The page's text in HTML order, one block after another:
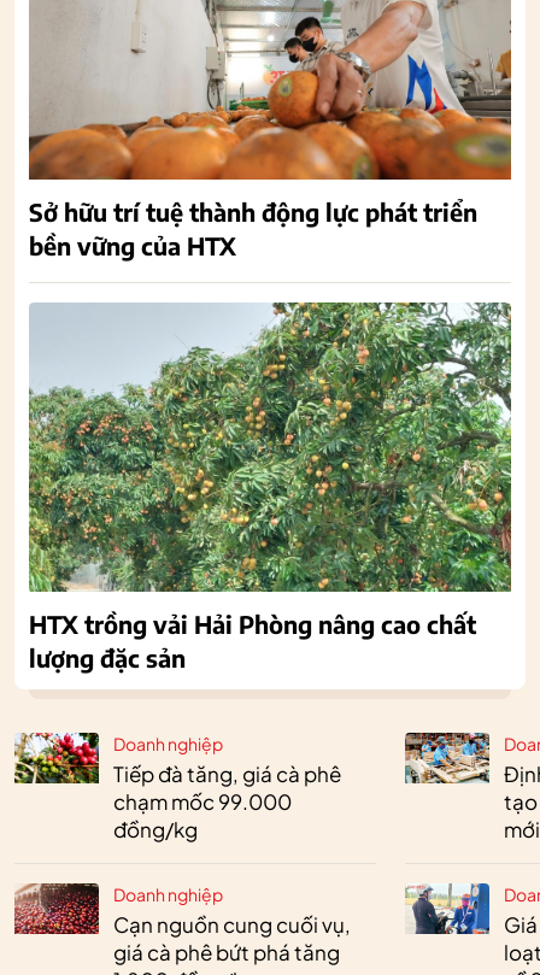
Doanh nghiệp
Tiếp đà tăng, giá cà phê
chạm mốc 99.000
đồng/kg
Doanh nghiệp
Cạn nguồn cung cuối vụ,
giá cà phê bứt phá tăng
tạo
Sở hữu trí tuệ thành động lực phát triển
bền vững của HTX
HTX trồng vải Hải Phòng nâng cao chất
lượng đặc sản